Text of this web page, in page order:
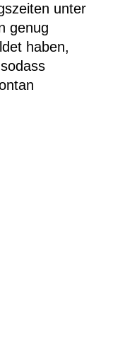
unter
genug
haben,